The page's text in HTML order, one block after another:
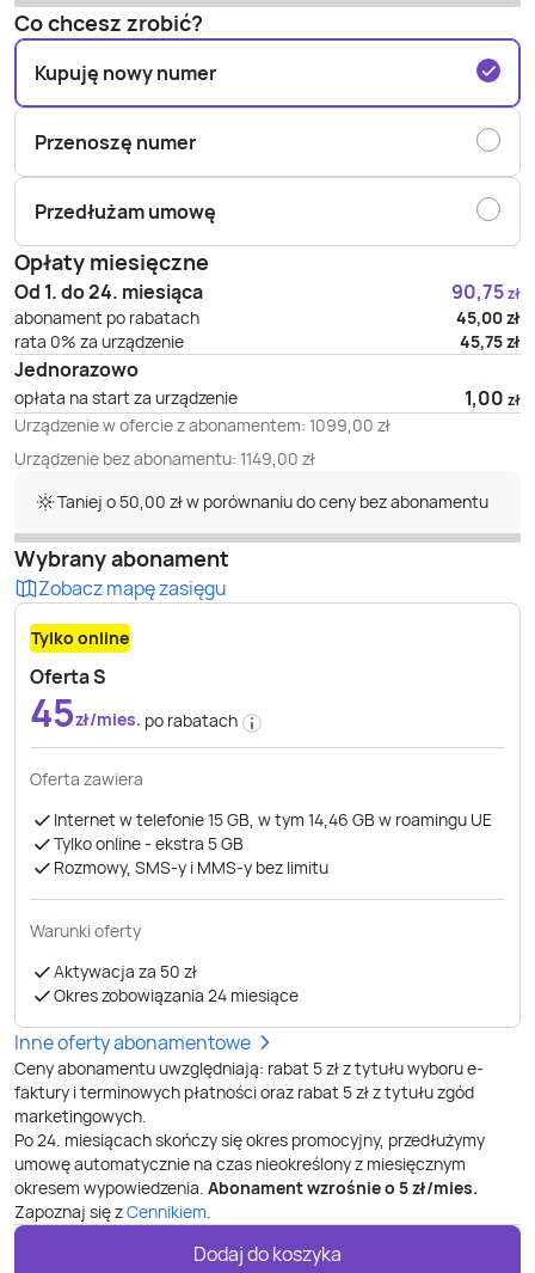
Co chcesz zrobić?
Kupuję nowy numer
Przenoszę numer
Przedłużam umowę
Opłaty miesięczne
Od 1. do 24. miesiąca 90,75zł
abonament po rabatach 45,00zł
rata 0% za urządzenie
45,75zł
Jednorazowo
opłata na start za urządzenie 1,00 zł
Urządzenie w ofercie z abonamentem: 1099,00 zł
Urządzenie bez abonamentu: 1149,00 zł
Taniej o 50,00 zł w porównaniu do ceny bez abonamentu
Wybrany abonament
Zobacz mapę zasięgu
Tylko online
Oferta S
45zł/mies. po rabatach
Oferta zawiera
Internet w telefonie 15 GB, w tym 14,46 GB w roamingu UE
Tylko online - ekstra 5 GB
Rozmowy, SMS-y i MMS-y bez limitu
Warunki oferty
Aktywacja za 50 zł
Okres zobowiązania 24 miesiące
Inne oferty abonamentowe
Ceny abonamentu uwzględniają: rabat 5 zł z tytułu wyboru e-
faktury i terminowych płatności oraz rabat 5 zł z tytułu zgód
marketingowych.
Po24. miesiącachskończy się okres promocyjny, przedłużymy
umowę automatycznie na czas nieokreślony z miesięcznym
okresem wypowiedzenia. Abonament wzrośnie o 5zł/mies.
Zapoznaj się zCennikiem.
Dodaj do koszyka